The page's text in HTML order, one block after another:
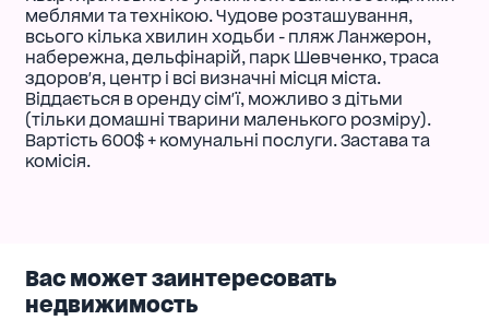
меблями та технікою. Чудове розташування,
всього кілька хвилин ходьби - пляж Ланжерон,
набережна, дельфінарій, парк Шевченко, траса
здоров'я, центр і всі визначні місця міста.
Віддається в оренду сім'ї, можливо з дітьми
(тільки домашні тварини маленького розміру).
Вартість 600$ + комунальні послуги. Застава та
комісія.
Вас может заинтересовать
недвижимость